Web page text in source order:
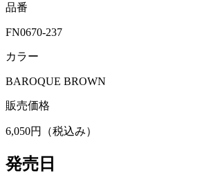
品番
FN0670-237
カラー
BAROQUE BROWN
販売価格
6,050円（税込み）
発売日